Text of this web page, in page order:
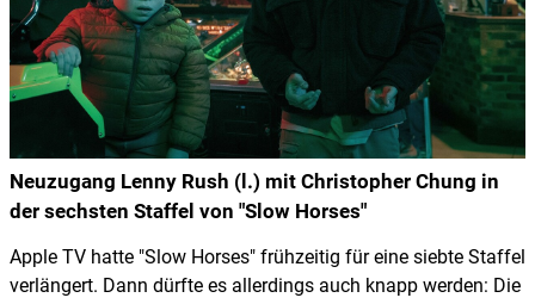
Neuzugang Lenny Rush (l.) mit Christopher Chung in
der sechsten Staffel von "Slow Horses"
Apple TV hatte "Slow Horses" frühzeitig für eine siebte Staffel
verlängert. Dann dürfte es allerdings auch knapp werden: Die